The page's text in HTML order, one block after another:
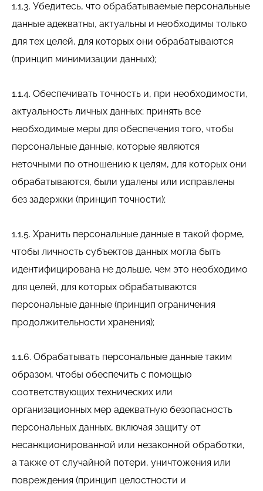
1.1.3. Убедитесь, что обрабатываемые персональные
данные адекватны, актуальны и необходимы только
для тех целей, для которых они обрабатываются
(принцип минимизации данных);
1.1.4. Обеспечивать точность и, при необходимости,
актуальность личных данных; принять все
необходимые меры для обеспечения того, чтобы
персональные данные, которые являются
неточными по отношению к целям, для которых они
обрабатываются, были удалены или исправлены
без задержки (принцип точности);
1.1.5. Хранить персональные данные в такой форме,
чтобы личность субъектов данных могла быть
идентифицирована не дольше, чем это необходимо
для целей, для которых обрабатываются
персональные данные (принцип ограничения
продолжительности хранения);
1.1.6. Обрабатывать персональные данные таким
образом, чтобы обеспечить с помощью
соответствующих технических или
организационных мер адекватную безопасность
персональных данных, включая защиту от
несанкционированной или незаконной обработки,
а также от случайной потери, уничтожения или
повреждения (принцип целостности и